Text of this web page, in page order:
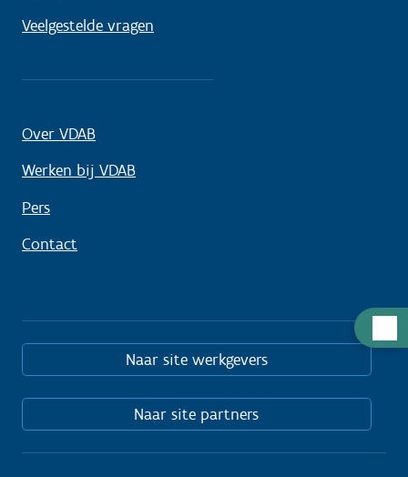
Veelgestelde vragen
Over VDAB
Werken bij VDAB
Pers
Contact
Naar site werkgevers
Naar site partners